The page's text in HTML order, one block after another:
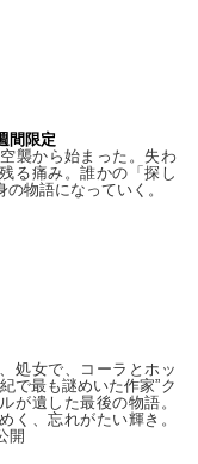
間限定
襲から始まった。失わ
る痛み。誰かの「探し
物語になっていく。
処⼥で、コーラとホッ
で最も謎めいた作家”ク
が遺した最後の物語。
く、忘れがたい輝き。
開